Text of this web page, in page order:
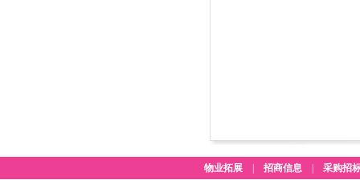
物业拓展| 招商信息| 采购招